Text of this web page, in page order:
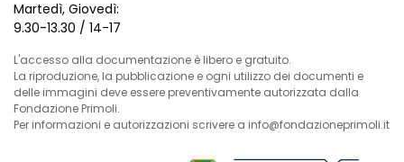
Martedì, Giovedì:
9.30-13.30 / 14-17
L'accesso alla documentazione è libero e gratuito.
La riproduzione, la pubblicazione e ogni utilizzo dei documenti e
delle immagini deve essere preventivamente autorizzata dalla
Fondazione Primoli.
Per informazioni e autorizzazioni scrivere a info@fondazioneprimoli.it